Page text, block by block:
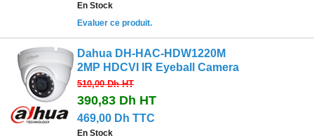
En Stock
Evaluer ce produit.
Dahua DH-HAC-HDW1220M
2MP HDCVI IR Eyeball Camera
510,00 DhHT
390,83 Dh HT
469,00 Dh TTC
En Stock